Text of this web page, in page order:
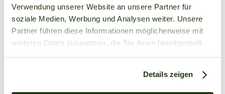
Verwendung unserer Website an unsere Partner für
soziale Medien, Werbung und Analysen weiter. Unsere
Partner führen diese Informationen möglicherweise mit
weiteren Daten zusammen, die Sie ihnen bereitgestellt
Details zeigen